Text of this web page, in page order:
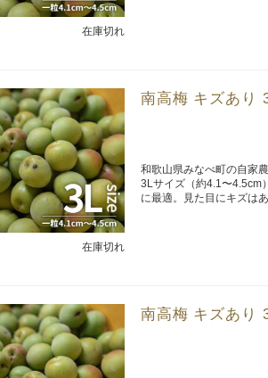
在庫切れ
在庫切れ
南高梅 キズあり
和歌山県みなべ町の自家
3Lサイズ（約4.1〜4.5cm
に最適。見た目にキズは
南高梅 キズあり